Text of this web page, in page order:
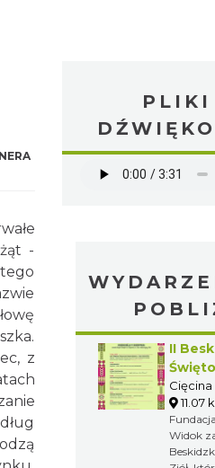
-
z
PLIKI
II
Cięcina
11.07
Widok